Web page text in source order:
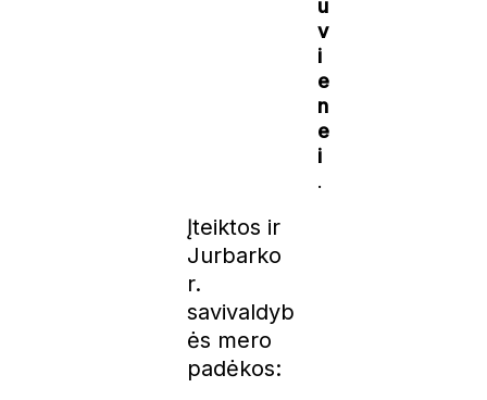
u
v
i
e
n
e
i
.
Įteiktos ir
Jurbarko
r.
savivaldyb
ės mero
padėkos: